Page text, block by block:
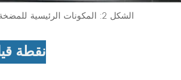
الشكل 2: المكونات الرئيسية للمضخة الطاردة المركزية
نقطة